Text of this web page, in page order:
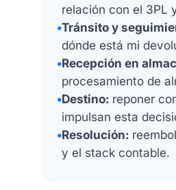
relación con el 3PL
•Tránsito y
dónde está mi
•Recepción en
procesamiento de
•Destino:reponer
impulsan esta
•Resolución:
y el stack contable.